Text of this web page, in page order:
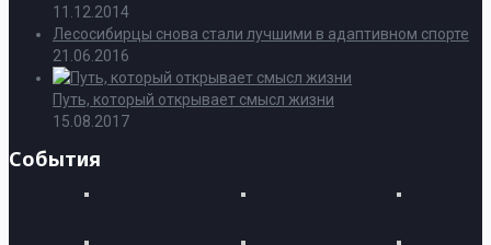
11.12.2014
Лесосибирцы снова стали лучшими в адаптивном спорте
21.06.2016
Путь, который открывает смысл жизни
15.08.2017
События